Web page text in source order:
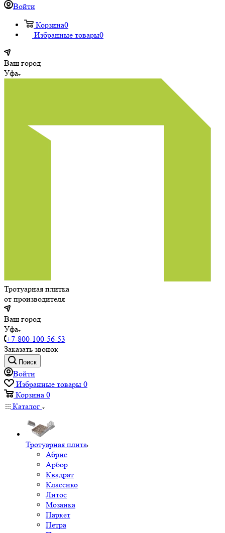
Войти
Корзина0
Избранные товары0
Ваш город
Уфа
Тротуарная плитка
от производителя
Ваш город
Уфа
+7-800-100-56-53
Заказать звонок
Поиск
Войти
Избранные товары 0
Корзина 0
Каталог
Тротуарная плита
Абрис
Арбор
Квадрат
Классико
Литос
Мозаика
Паркет
Петра